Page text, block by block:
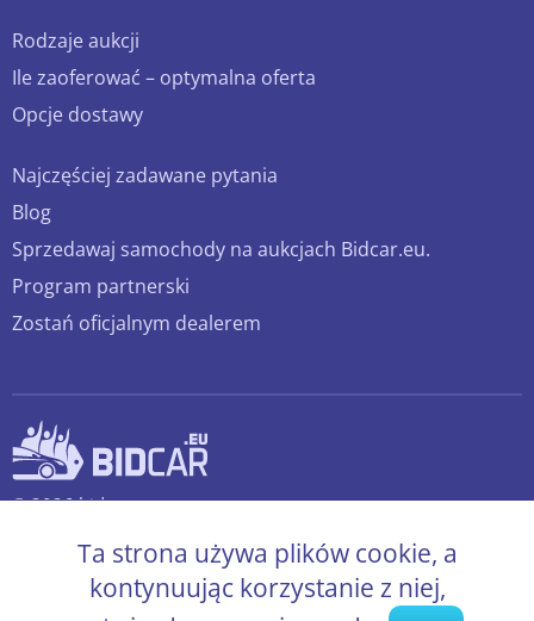
Rodzaje aukcji
Ile zaoferować – optymalna oferta
Opcje dostawy
Najczęściej zadawane pytania
Blog
Sprzedawaj samochody na aukcjach Bidcar.eu.
Program partnerski
Zostań oficjalnym dealerem
© 2026 bidcar.eu
Ta strona używa plików cookie, a
kontynuując korzystanie z niej,